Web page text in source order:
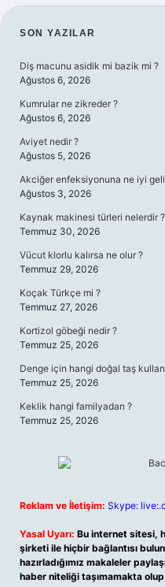
SIDEBAR
SON YAZILAR
Diş macunu asidik mi bazik mi ?
Ağustos 6, 2026
Kumrular ne zikreder ?
Ağustos 6, 2026
Aviyet nedir ?
Ağustos 5, 2026
Akciğer enfeksiyonuna ne iyi
Ağustos 3, 2026
Kaynak makinesi türleri nelerdir ?
Temmuz 30, 2026
Vücut klorlu kalırsa ne olur ?
Temmuz 29, 2026
Koçak Türkçe mi ?
Temmuz 27, 2026
Kortizol göbeği nedir ?
Temmuz 25, 2026
Denge için hangi doğal taş
Temmuz 25, 2026
Keklik hangi familyadan ?
Temmuz 25, 2026
Reklam ve İletişim: Skype:
Yasal Uyarı: Bu internet sitesi,
şirketi ile hiçbir bağlantısı
hazırladığımız makaleler
haber niteliği taşımamakta